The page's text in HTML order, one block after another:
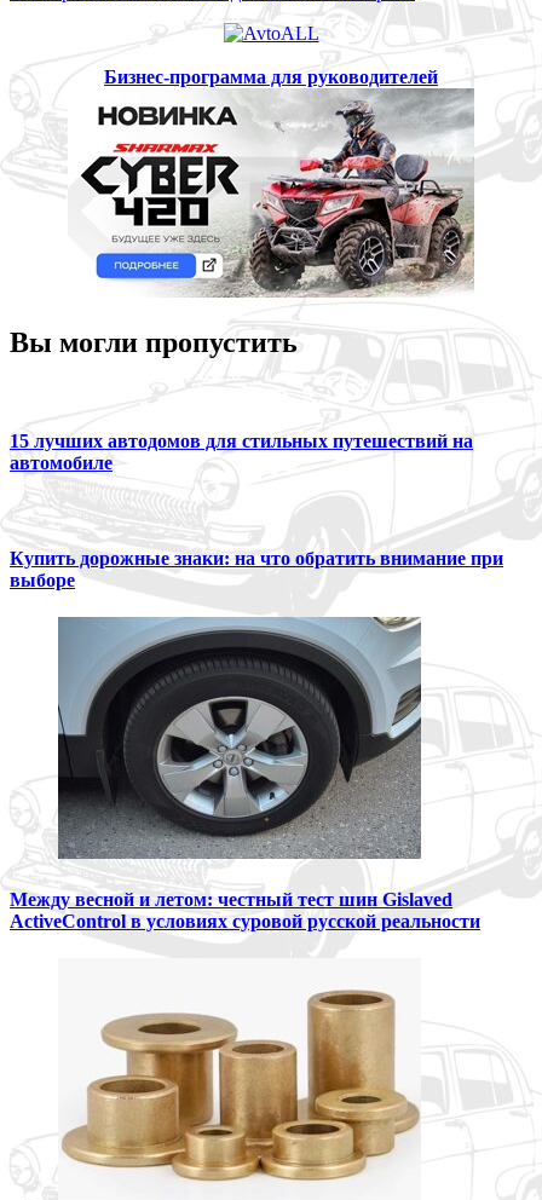
Бизнес-программа для руководителей
Вы могли пропустить
15 лучших автодомов для стильных путешествий на
автомобиле
Купить дорожные знаки: на что обратить внимание при
выборе
Между весной и летом: честный тест шин Gislaved
ActiveControl в условиях суровой русской реальности